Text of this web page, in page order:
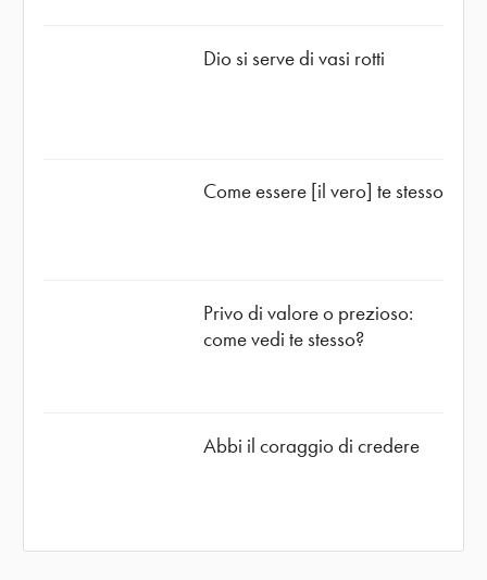
Dio si serve di vasi rotti
Come essere [il vero] te stesso
Privo di valore o prezioso:
come vedi te stesso?
Abbi il coraggio di credere